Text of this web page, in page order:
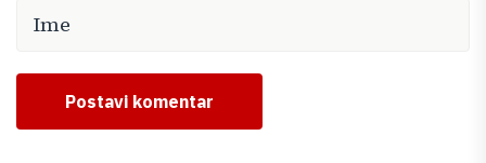
Postavi komentar